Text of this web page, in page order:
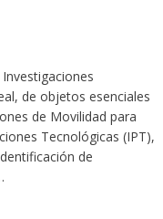
de objetos esenciales
de Movilidad para
Tecnológicas (IPT),
de